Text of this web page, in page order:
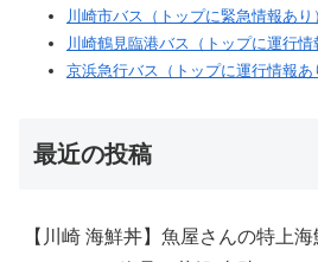
川崎市バス（トップに緊急情報あり
川崎鶴見臨港バス（トップに運行情
京浜急行バス（トップに運行情報あ
最近の投稿
【川崎 海鮮丼】魚屋さんの特上